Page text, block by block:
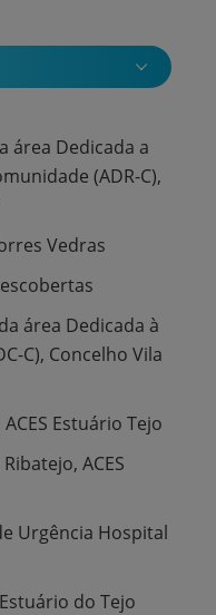
área Dedicada a
(ADR-C),
Vedras
área Dedicada à
C), Concelho Vila
Estuário Tejo
ACES
Urgência Hospital
do Tejo